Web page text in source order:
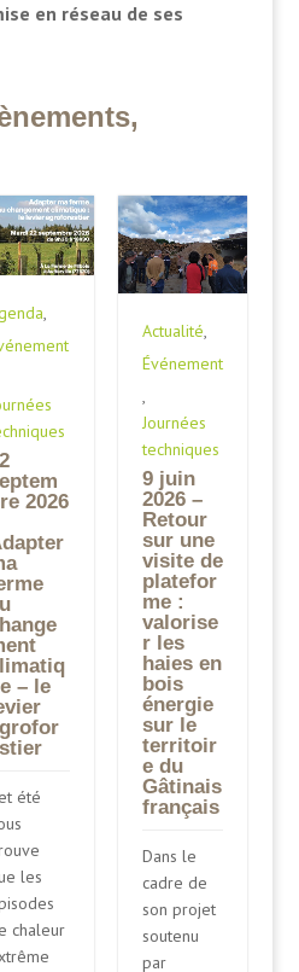
en réseau de ses
,
2026
– le
été
les
chaleur
Actualité,
Événement
,
Journées
techniques
9 juin
2026 –
Retour
sur une
visite de
platefor
me :
valorise
r les
haies en
bois
énergie
sur le
territoir
e du
Gâtinais
français
Dans le
cadre de
son projet
soutenu
par